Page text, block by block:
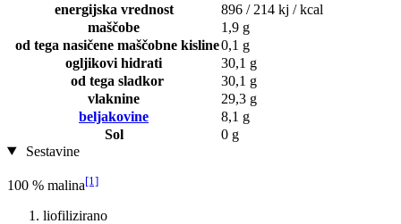
energijska vrednost
896 / 214 kj / kcal
maščobe
1,9 g
od tega nasičene maščobne kisline0,1 g
ogljikovi hidrati
30,1 g
od tega sladkor
30,1 g
vlaknine
29,3 g
beljakovine
8,1 g
Sol
0 g
Sestavine
100 % malina[1]
liofilizirano